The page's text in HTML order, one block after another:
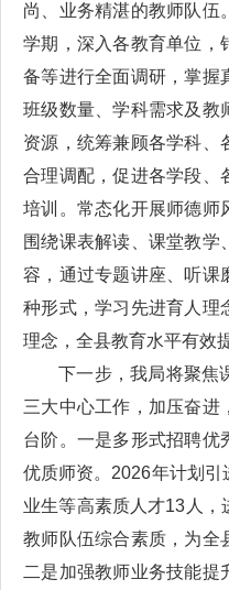
尚、业务精湛的教师队伍
学期，深入各教育单位，
备等进行全面调研，掌握
班级数量、学科需求及教
资源，统筹兼顾各学科、
合理调配，促进各学段、
培训。常态化开展师德师
围绕课表解读、课堂教学
容，通过专题讲座、听课
种形式，学习先进育人理
理念，全县教育水平有效
下一步，我局将聚焦
三大中心工作，加压奋进
台阶。一是多形式招聘优
优质师资。2026年计划
业生等高素质人才13人
教师队伍综合素质，为全
二是加强教师业务技能提